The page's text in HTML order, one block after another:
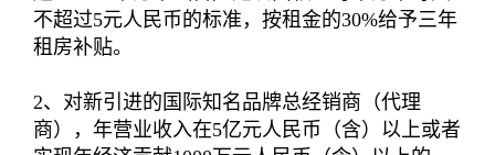
不超过5元人民币的标准，按租金的30%给予三年
租房补贴。
2、对新引进的国际知名品牌总经销商（代理
商），年营业收入在5亿元人民币（含）以上或者